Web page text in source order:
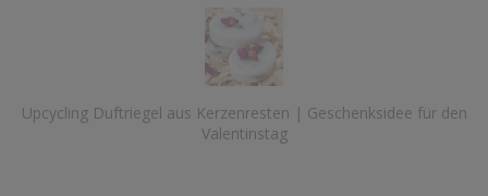
Upcycling Duftriegel aus Kerzenresten | Geschenksidee für den
Valentinstag